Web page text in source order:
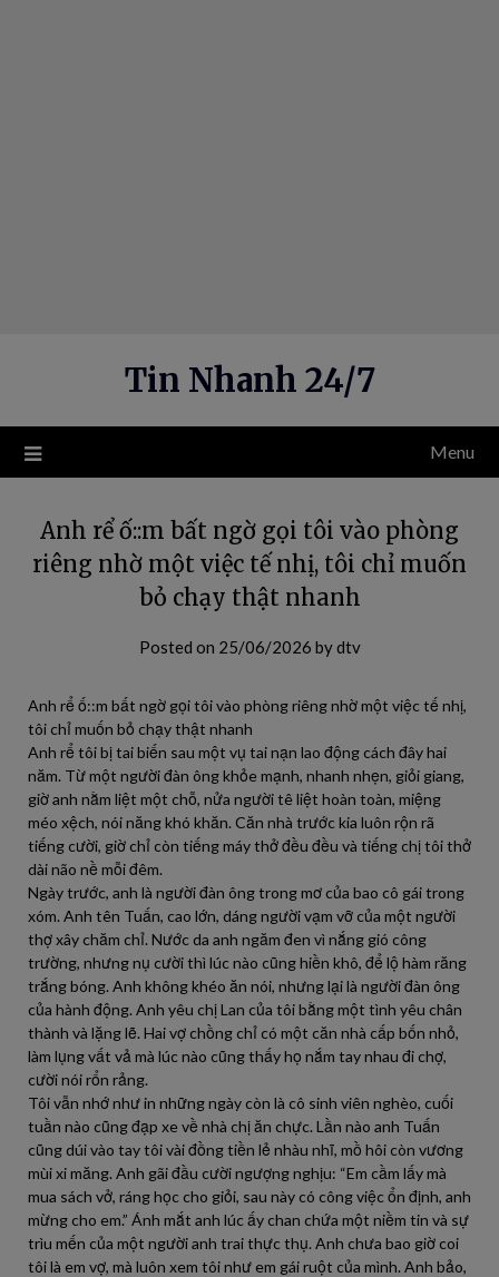
Tin Nhanh 24/7
Menu
Anh rể ố::m bất ngờ gọi tôi vào phòng
riêng nhờ một việc tế nhị, tôi chỉ muốn
bỏ chạy thật nhanh
Posted on 25/06/2026 bydtv
Anh rể ố::m bất ngờ gọi tôi vào phòng riêng nhờ một việc tế nhị,
tôi chỉ muốn bỏ chạy thật nhanh
Anh rể tôi bị tai biến sau một vụ tai nạn lao động cách đây hai
năm. Từ một người đàn ông khỏe mạnh, nhanh nhẹn, giỏi giang,
giờ anh nằm liệt một chỗ, nửa người tê liệt hoàn toàn, miệng
méo xệch, nói năng khó khăn. Căn nhà trước kia luôn rộn rã
tiếng cười, giờ chỉ còn tiếng máy thở đều đều và tiếng chị tôi thở
dài não nề mỗi đêm.
Ngày trước, anh là người đàn ông trong mơ của bao cô gái trong
xóm. Anh tên Tuấn, cao lớn, dáng người vạm vỡ của một người
thợ xây chăm chỉ. Nước da anh ngăm đen vì nắng gió công
trường, nhưng nụ cười thì lúc nào cũng hiền khô, để lộ hàm răng
trắng bóng. Anh không khéo ăn nói, nhưng lại là người đàn ông
của hành động. Anh yêu chị Lan của tôi bằng một tình yêu chân
thành và lặng lẽ. Hai vợ chồng chỉ có một căn nhà cấp bốn nhỏ,
làm lụng vất vả mà lúc nào cũng thấy họ nắm tay nhau đi chợ,
cười nói rổn rảng.
Tôi vẫn nhớ như in những ngày còn là cô sinh viên nghèo, cuối
tuần nào cũng đạp xe về nhà chị ăn chực. Lần nào anh Tuấn
cũng dúi vào tay tôi vài đồng tiền lẻ nhàu nhĩ, mồ hôi còn vương
mùi xi măng. Anh gãi đầu cười ngượng nghịu: “Em cầm lấy mà
mua sách vở, ráng học cho giỏi, sau này có công việc ổn định, anh
mừng cho em.” Ánh mắt anh lúc ấy chan chứa một niềm tin và sự
trìu mến của một người anh trai thực thụ. Anh chưa bao giờ coi
tôi là em vợ, mà luôn xem tôi như em gái ruột của mình. Anh bảo,